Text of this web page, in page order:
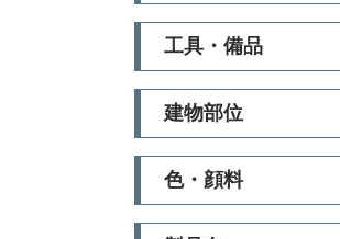
工具・備品
建物部位
色・顔料